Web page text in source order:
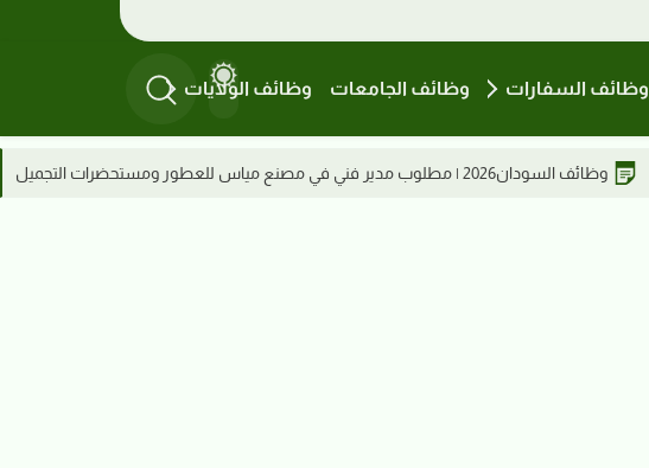
وظائف السفارات وظائف الجامعات وظائف الولايات
وظائف السودان 2026 | ميناء عطبرة البري يعلن عن تعيين مشرفين بقسم التشغيل